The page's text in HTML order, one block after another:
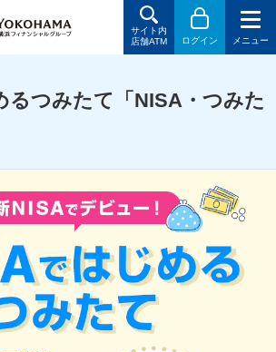
サイト内
店舗ATM
ログイン メニュー
るつみたて「NISA・つみた